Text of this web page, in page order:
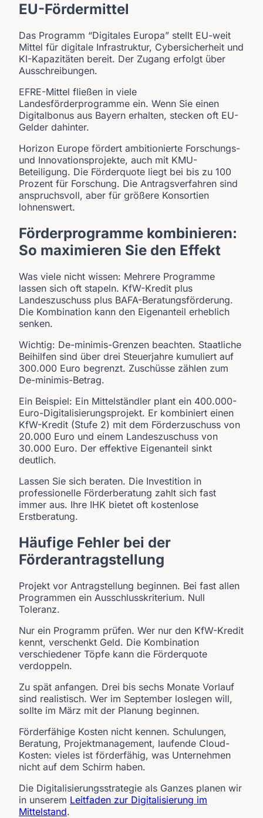
EU-Fördermittel
Das Programm “Digitales Europa” stellt EU-weit
Mittel für digitale Infrastruktur, Cybersicherheit und
KI-Kapazitäten bereit. Der Zugang erfolgt über
Ausschreibungen.
EFRE-Mittel fließen in viele
Landesförderprogramme ein. Wenn Sie einen
Digitalbonus aus Bayern erhalten, stecken oft EU-
Gelder dahinter.
Horizon Europe fördert ambitionierte Forschungs-
und Innovationsprojekte, auch mit KMU-
Beteiligung. Die Förderquote liegt bei bis zu 100
Prozent für Forschung. Die Antragsverfahren sind
anspruchsvoll, aber für größere Konsortien
lohnenswert.
Förderprogramme kombinieren:
So maximieren Sie den Effekt
Was viele nicht wissen: Mehrere Programme
lassen sich oft stapeln. KfW-Kredit plus
Landeszuschuss plus BAFA-Beratungsförderung.
Die Kombination kann den Eigenanteil erheblich
senken.
Wichtig: De-minimis-Grenzen beachten. Staatliche
Beihilfen sind über drei Steuerjahre kumuliert auf
300.000 Euro begrenzt. Zuschüsse zählen zum
De-minimis-Betrag.
Ein Beispiel: Ein Mittelständler plant ein 400.000-
Euro-Digitalisierungsprojekt. Er kombiniert einen
KfW-Kredit (Stufe 2) mit dem Förderzuschuss von
20.000 Euro und einem Landeszuschuss von
30.000 Euro. Der effektive Eigenanteil sinkt
deutlich.
Lassen Sie sich beraten. Die Investition in
professionelle Förderberatung zahlt sich fast
immer aus. Ihre IHK bietet oft kostenlose
Erstberatung.
Häufige Fehler bei der
Förderantragstellung
Projekt vor Antragstellung beginnen. Bei fast allen
Programmen ein Ausschlusskriterium. Null
Toleranz.
Nur ein Programm prüfen. Wer nur den KfW-Kredit
kennt, verschenkt Geld. Die Kombination
verschiedener Töpfe kann die Förderquote
verdoppeln.
Zu spät anfangen. Drei bis sechs Monate Vorlauf
sind realistisch. Wer im September loslegen will,
sollte im März mit der Planung beginnen.
Förderfähige Kosten nicht kennen. Schulungen,
Beratung, Projektmanagement, laufende Cloud-
Kosten: vieles ist förderfähig, was Unternehmen
nicht auf dem Schirm haben.
Die Digitalisierungsstrategie als Ganzes planen wir
in unserem Leitfaden zur Digitalisierung im
Mittelstand.